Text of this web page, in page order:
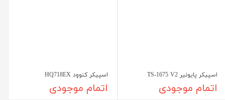
اسپیکر پایونیر TS-1675 V2
اتمام موجودی
اسپیکر کنوود HQ718EX
اتمام موجودی